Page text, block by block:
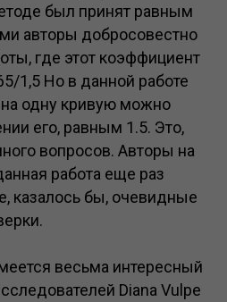
был принят равным
авторы добросовестно
где этот коэффициент
1,5 Но в данной работе
на одну кривую можно
его, равным 1.5. Это,
вопросов. Авторы на
работа еще раз
казалось бы, очевидные
весьма интересный
Diana Vulpe